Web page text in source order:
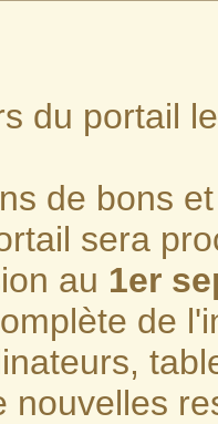
du portail
de bons
sera
au 1er
de
nouvelles